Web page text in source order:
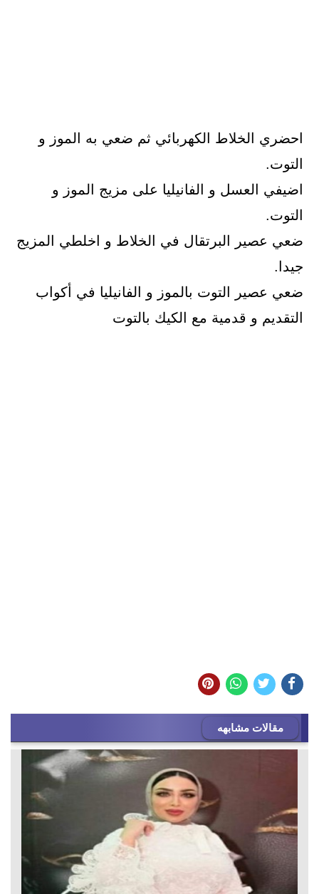
احضري الخلاط الكهربائي ثم ضعي به الموز و
التوت.
اضيفي العسل و الفانيليا على مزيج الموز و
التوت.
ضعي عصير البرتقال في الخلاط و اخلطي المزيج
جيدا.
ضعي عصير التوت بالموز و الفانيليا في أكواب
التقديم و قدمية مع الكيك بالتوت
مقالات مشابهه